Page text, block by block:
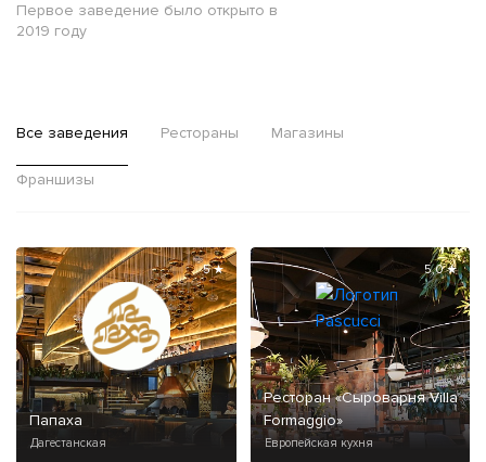
Первое заведение было открыто в
2019 году
Все заведения Рестораны Магазины
Франшизы
Папаха
Дагестанская
5 ★
Ресторан «Сыроварня Villa
Formaggio»
Европейская кухня
5,0 ★